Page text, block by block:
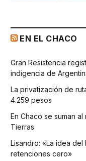
EN EL CHACO
Gran Resistencia
indigencia de
La privatización de
4.259 pesos
En Chaco se suman
Tierras
Lisandro: «La idea
retenciones cero»